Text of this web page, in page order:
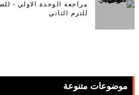
مراجعة الوحدة الاولي -
للترم الثاني
موضوعات متنوعة